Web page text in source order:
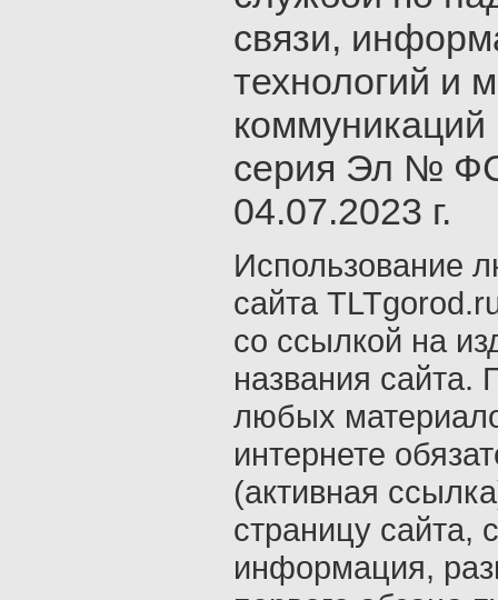
связи,
технологий и
серия Эл №
04.07.2023 г.
Использование
сайта
со ссылкой на
названия сайта.
любых
интернете
(активная
страницу сайта,
информация,